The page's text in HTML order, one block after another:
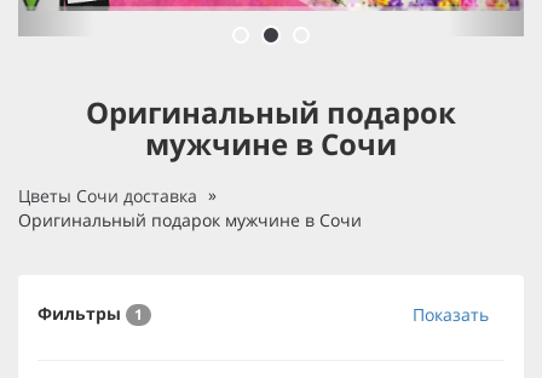
Оригинальный подарок
мужчине в Сочи
Цветы Сочи доставка
Оригинальный подарок мужчине в Сочи
Фильтры 1 Показать